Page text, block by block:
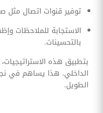
توفير قنوات اتصال مثل
الاستجابة للملاحظات
بالتحسينات.
بتطبيق هذه
الداخلي. هذا يساهم في
الطويل.